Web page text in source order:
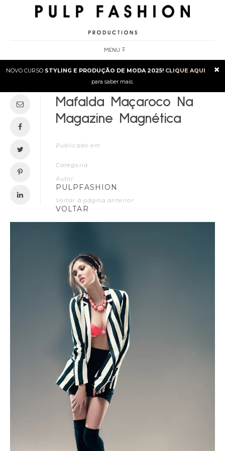
MENU
×
NOVO CURSO STYLING E PRODUÇÃO DE MODA 2025! CLIQUE AQUI
para saber mais.
Mafalda Maçaroco Na
Magazine Magnética
Publicado em
Categoria
Autor
PULPFASHION
Voltar à página anterior
VOLTAR